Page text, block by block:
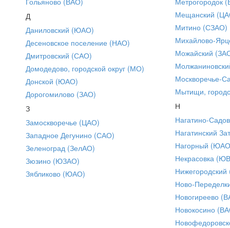
Д
Даниловский (ЮАО)
Десеновское поселение (НАО)
Дмитровский (САО)
Домодедово, городской округ (МО)
Донской (ЮАО)
Дорогомилово (ЗАО)
З
Замоскворечье (ЦАО)
Западное Дегунино (САО)
Зеленоград (ЗелАО)
Зюзино (ЮЗАО)
Зябликово (ЮАО)
Мещанский
Митино (СЗАО)
Михайлово-
Можайский
Москворечье-
Мытищи,
Н
Нагатино-
Нагатинский
Нагорный
Некрасовка
Ново-
Новогиреево
Новокосино